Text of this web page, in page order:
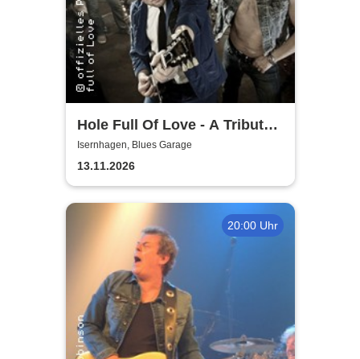
Hole Full Of Love - A Tribute
to 70's AC/DC
Isernhagen, Blues Garage
13.11.2026
20:00 Uhr